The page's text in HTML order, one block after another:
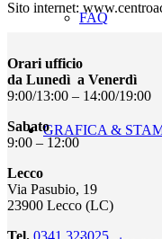
FAQ
GRAFICA &
Sito internet:
Orari ufficio
da Lunedì a Venerdì
9:00/13:00 – 14:00/19:00
Sabato
9:00 – 12:00
Lecco
Via Pasubio, 19
23900 Lecco (LC)